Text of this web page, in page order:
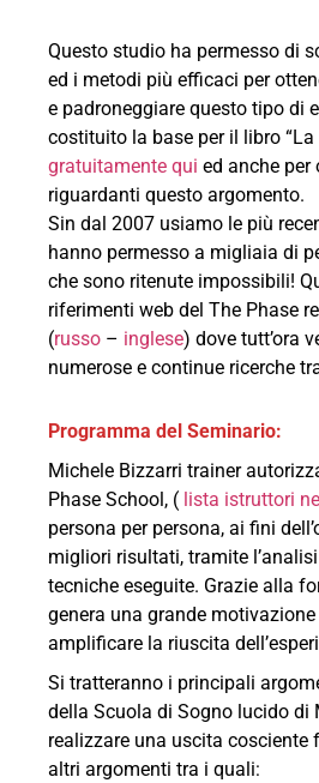
Questo studio ha permesso di
ed i metodi più efficaci per
e padroneggiare questo tipo di
costituito la base per il libro “La
gratuitamente qui ed anche per
riguardanti questo argomento.
Sin dal 2007 usiamo le più
hanno permesso a migliaia di
che sono ritenute impossibili!
riferimenti web del The Phase
(russo – inglese) dove tutt’ora
numerose e continue ricerche
Programma del Seminario:
Michele Bizzarri trainer
Phase School, ( lista istruttori
persona per persona, ai fini
migliori risultati, tramite
tecniche eseguite. Grazie alla
genera una grande
amplificare la riuscita
Si tratteranno i principali
della Scuola di Sogno lucido di
realizzare una uscita cosciente
altri argomenti tra i quali: